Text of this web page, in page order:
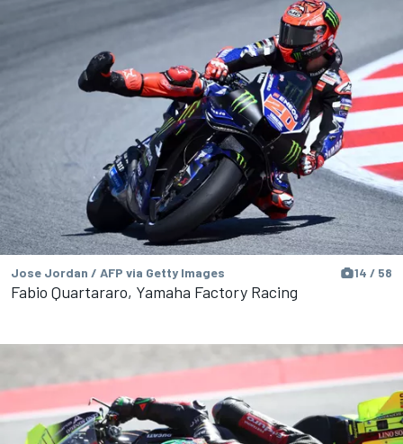
Jose Jordan / AFP via Getty Images 14 / 58
Fabio Quartararo, Yamaha Factory Racing